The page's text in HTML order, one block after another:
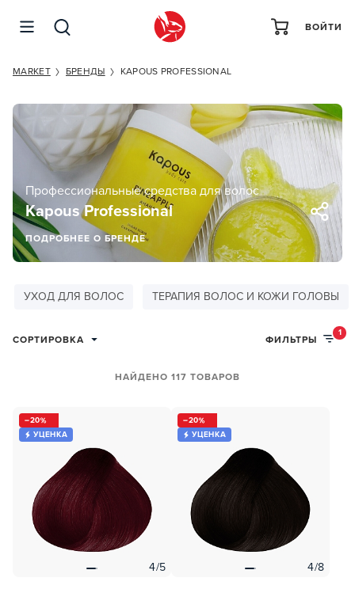
ВОЙТИ
MARKET БРЕНДЫ KAPOUS PROFESSIONAL
Kapous Professional
Профессиональные средства для волос
ПОДРОБНЕЕ О БРЕНДЕ
УХОД ДЛЯ ВОЛОС ТЕРАПИЯ ВОЛОС И КОЖИ ГОЛОВЫ
СОРТИРОВКА
НАЙДЕНО 117 ТОВАРОВ
ФИЛЬТРЫ
1
20
УЦЕНКА
4/5
20
УЦЕНКА
4/8